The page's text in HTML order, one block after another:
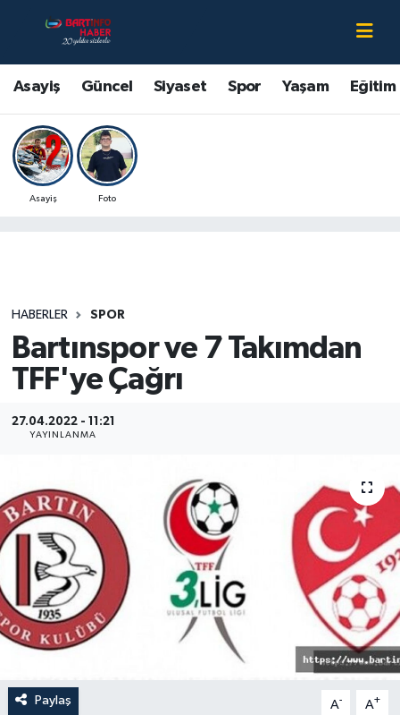
Asayiş Güncel Siyaset Spor Yaşam Eğitim
Asayiş Foto
HABERLER SPOR
Bartınspor ve 7 Takımdan
TFF'ye Çağrı
27.04.2022 - 11:21
YAYINLANMA
Paylaş A- A+
Asayiş
Bartın Hakkında
Çevre
Eğitim
Kültür-Sanat
Magazin
Medya
Sinema
Sivil Toplum
Siyaset
Tarım
Bartın Nöbetçi Eczaneler
Bartın Hava Durumu
Bartin Namaz Vakitleri
Bartın Trafik Yoğunluk Haritası
Son Dakika Haberleri
Haber Arşivi